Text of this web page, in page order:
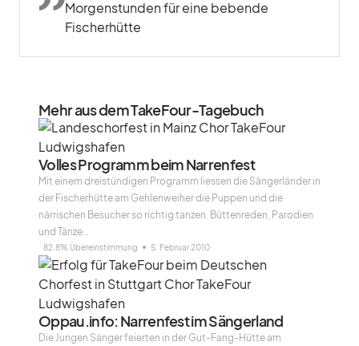
Morgenstunden für eine bebende
Fischerhütte
Mehr aus dem TakeFour-Tagebuch
Volles Programm beim Narrenfest
Mit einem dreistündigen Programm liessen die Sängerländer in
der Fischerhütte am Gehlenweiher die Puppen und die
närrischen Besucher so richtig tanzen. Büttenreden, Parodien
und Tänze…
82.8% Übereinstimmung 5. Februar 2010
Oppau.info: Narrenfest im Sängerland
Die Jungen Sänger feierten in der Gut-Fang-Hütte am